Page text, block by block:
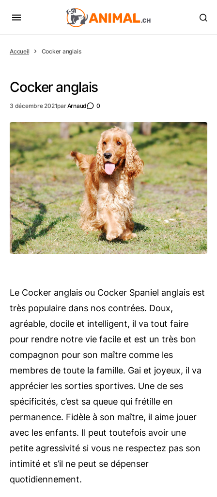
Accueil Cocker anglais
Cocker anglais
3 décembre 2021parArnaud 0
Le Cocker anglais ou Cocker Spaniel anglais est
très populaire dans nos contrées. Doux,
agréable, docile et intelligent, il va tout faire
pour rendre notre vie facile et est un très bon
compagnon pour son maître comme les
membres de toute la famille. Gai et joyeux, il va
apprécier les sorties sportives. Une de ses
spécificités, c’est sa queue qui frétille en
permanence. Fidèle à son maître, il aime jouer
avec les enfants. Il peut toutefois avoir une
petite agressivité si vous ne respectez pas son
intimité et s’il ne peut se dépenser
quotidiennement.